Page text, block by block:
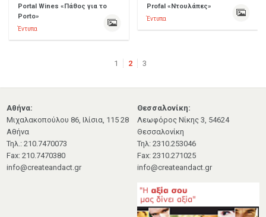
Portal Wines «Πάθος για το
Porto»
Έντυπα
Profal «Ντουλάπες»
Έντυπα
1 2 3
Αθήνα:
Μιχαλακοπούλου 86, Ιλίσια, 115 28
Αθήνα
Τηλ.: 210.7470073
Fax: 210.7470380
info@createandact.gr
Θεσσαλονίκη:
Λεωφόρος Νίκης 3, 54624
Θεσσαλονίκη
Τηλ: 2310.253046
Fax: 2310.271025
info@createandact.gr